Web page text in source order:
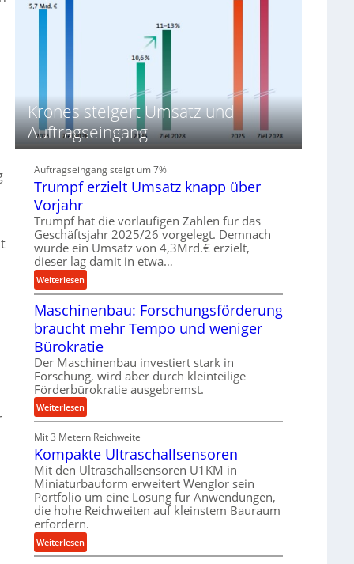
n
e
M
i
t
e
l
s
t
a
n
d
a
c
i
n
n
v
o
n
o
n
i
g
&
B
a
u
e
r
Krones steigert Umsatz und
Auftragseingang
Auftragseingang steigt um 7%
Trumpf erzielt Umsatz knapp über
Vorjahr
Trumpf hat die vorläufigen Zahlen für das
Geschäftsjahr 2025/26 vorgelegt. Demnach
wurde ein Umsatz von 4,3Mrd.€ erzielt,
dieser lag damit in etwa…
Weiterlesen:
T
r
u
p
f
e
r
z
e
l
t
U
m
s
a
t
Maschinenbau: Forschungsförderung
braucht mehr Tempo und weniger
Bürokratie
Der Maschinenbau investiert stark in
Forschung, wird aber durch kleinteilige
Förderbürokratie ausgebremst.
Weiterlesen:
M
a
s
c
h
i
n
e
n
b
Mit 3 Metern Reichweite
Kompakte Ultraschallsensoren
Mit den Ultraschallsensoren U1KM in
Miniaturbauform erweitert Wenglor sein
Portfolio um eine Lösung für Anwendungen,
die hohe Reichweiten auf kleinstem Bauraum
erfordern.
Weiterlesen:
K